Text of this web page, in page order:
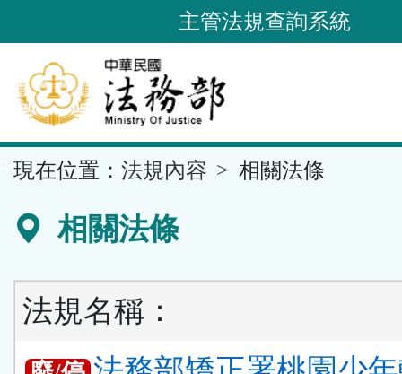
到
要
內
容
區
主管法規查詢系統
現在位置： 法規內容 相關法條
相關法條
法規名稱：